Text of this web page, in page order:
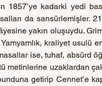
1857’ye kadarki yedi
da sansürlemişler.
yakın oluşuydu.
kraliyet usulü
ise, tuhaf, absürd
metinlerine uzaklardan
getirip Cennet’e